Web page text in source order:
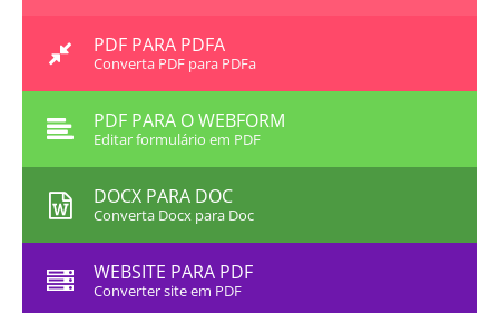
PDF PARA PDFA
Converta PDF para PDFa
PDF PARA O WEBFORM
Editar formulário em PDF
DOCX PARA DOC
Converta Docx para Doc
WEBSITE PARA PDF
Converter site em PDF